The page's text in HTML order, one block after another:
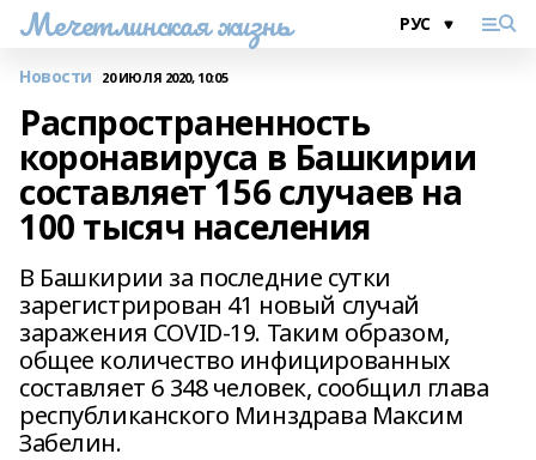
Мечетлинская жизнь
Новости 20 ИЮЛЯ 2020, 10:05
Распространенность
коронавируса в Башкирии
составляет 156 случаев на
100 тысяч населения
В Башкирии за последние сутки
зарегистрирован 41 новый случай
заражения COVID-19. Таким образом,
общее количество инфицированных
составляет 6 348 человек, сообщил глава
республиканского Минздрава Максим
Забелин.